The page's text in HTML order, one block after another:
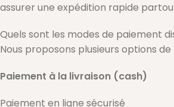
assurer une expédition rapide
Quels sont les modes de paiement
Nous proposons plusieurs options
Paiement à la livraison (cash)
Paiement en ligne sécurisé